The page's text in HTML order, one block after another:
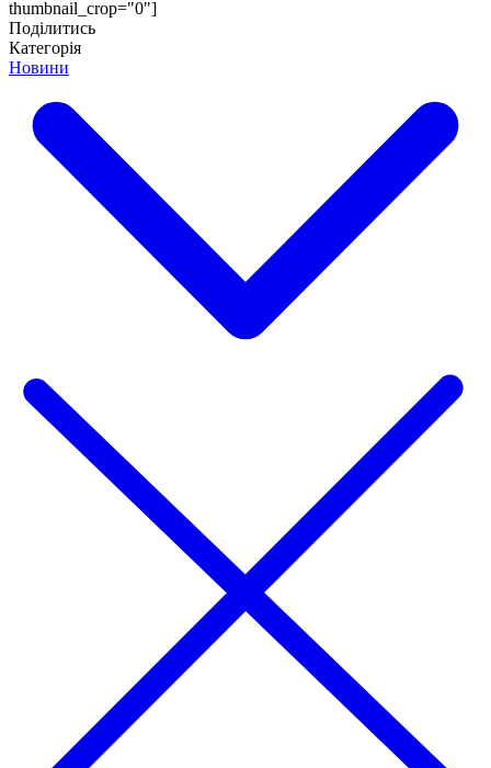
thumbnail_crop="0"]
Поділитись
Категорія
Новини